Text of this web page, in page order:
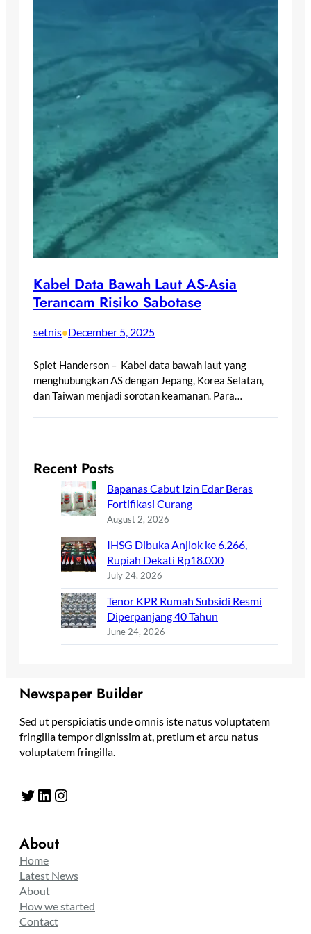
Kabel Data Bawah Laut AS-Asia
Terancam Risiko Sabotase
setnis•December 5, 2025
Spiet Handerson – Kabel data bawah laut yang
menghubungkan AS dengan Jepang, Korea Selatan,
dan Taiwan menjadi sorotan keamanan. Para…
Recent Posts
Bapanas Cabut Izin Edar Beras
Fortifikasi Curang
August 2, 2026
IHSG Dibuka Anjlok ke 6.266,
Rupiah Dekati Rp18.000
July 24, 2026
Tenor KPR Rumah Subsidi Resmi
Diperpanjang 40 Tahun
June 24, 2026
Newspaper Builder
Sed ut perspiciatis unde omnis iste natus voluptatem
fringilla tempor dignissim at, pretium et arcu natus
voluptatem fringilla.
Twitter LinkedIn Instagram
About
Home
Latest News
About
How we started
Contact